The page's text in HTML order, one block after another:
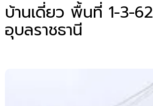
บ้านเดี่ยว พื้นที่ 1-3-62
อุบลราชธานี